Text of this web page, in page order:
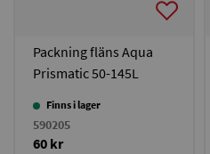
Packning fläns Aqua
Prismatic 50-145L
Finns i lager
590205
60 kr